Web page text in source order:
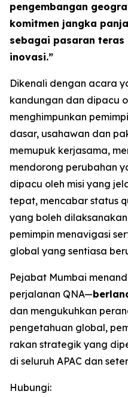
pengembangan
komitmen jangka
sebagai pasaran teras
inovasi.”
Dikenali dengan acara
kandungan dan dipacu
menghimpunkan
dasar, usahawan dan
memupuk kerjasama,
mendorong perubahan
dipacu oleh misi yang
tepat, mencabar status
yang boleh
pemimpin menavigasi
global yang sentiasa
Pejabat Mumbai
perjalanan QNA—
dan mengukuhkan
pengetahuan global,
rakan strategik yang
di seluruh APAC dan
Hubungi: